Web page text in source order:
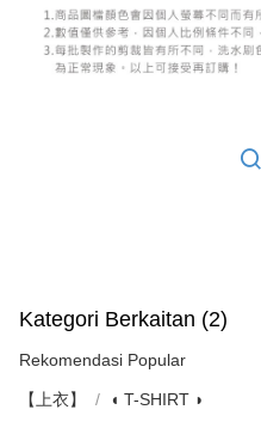
Kategori Berkaitan (2)
Rekomendasi Popular
【上衣】 ◖ T-SHIRT ◗